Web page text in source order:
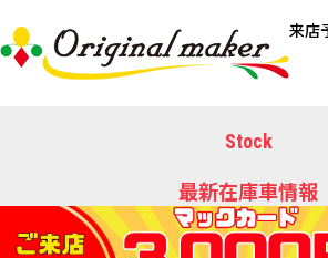
来店
最新在庫車情報
Stock